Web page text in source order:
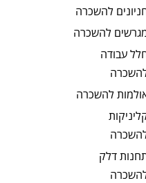
להשכרה
להשכרה
עבודה
להשכרה
דלק